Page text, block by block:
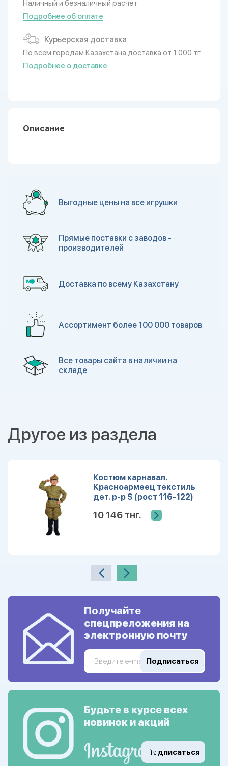
Наличный и безналичный расчет
Подробнее об оплате
Курьерская доставка
По всем городам Казахстана доставка от 1 000 тг.
Подробнее о доставке
Описание
Выгодные цены на все игрушки
Прямые поставки с заводов -
производителей
Доставка по всему Казахстану
Ассортимент более 100 000 товаров
Все товары сайта в наличии на
складе
Другое из раздела
Костюм карнавал.
Красноармеец текстиль
дет. р-р S (рост 116-122)
10 146 тнг.
Получайте
спецпреложения на
электронную почту
Подписаться
Будьте в курсе всех
новинок и акций
Подписаться